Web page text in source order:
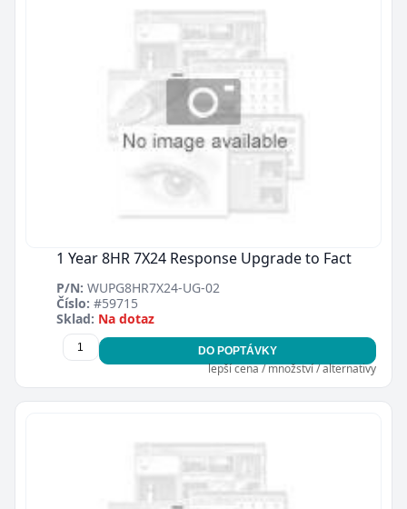
1 Year 8HR 7X24 Response Upgrade to Fact
P/N: WUPG8HR7X24-UG-02
Číslo: #59715
Sklad: Na dotaz
DO POPTÁVKY
lepší cena / množství / alternativy